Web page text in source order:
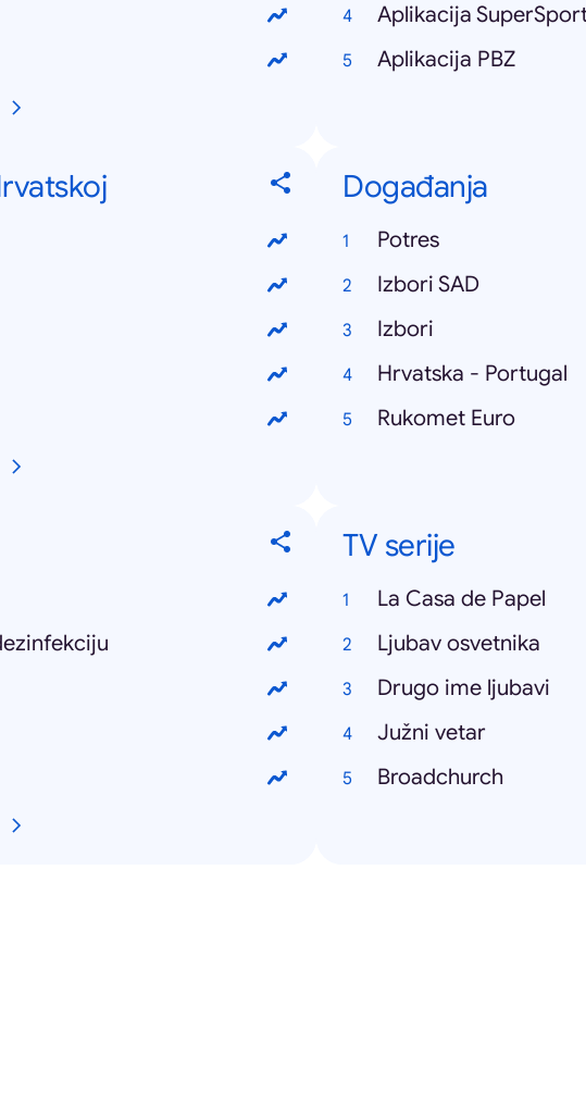
Aplikacija
Aplikacija PBZ
Događanja
Potres
Izbori SAD
Izbori
Hrvatska - Portugal
Rukomet Euro
TV serije
La Casa de Papel
Ljubav osvetnika
Drugo ime ljubavi
Južni vetar
Broadchurch